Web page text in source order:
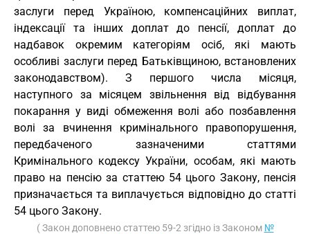
заслуги перед Україною, компенсаційних виплат,
індексації та інших доплат до пенсії, доплат до
надбавок окремим категоріям осіб, які мають
особливі заслуги перед Батьківщиною, встановлених
законодавством). З першого числа місяця,
наступного за місяцем звільнення від відбування
покарання у виді обмеження волі або позбавлення
волі за вчинення кримінального правопорушення,
передбаченого зазначеними статтями
Кримінального кодексу України, особам, які мають
право на пенсію за статтею 54 цього Закону, пенсія
призначається та виплачується відповідно до статті
54 цього Закону.
( Закон доповнено статтею 59-2 згідно із Законом №